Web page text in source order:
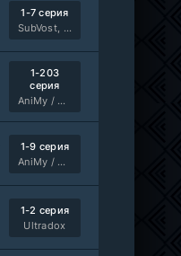
1-7 серия
SubVost, Манипулятор
1-203
серия
AniMy / RuChiMe
1-9 серия
AniMy / RuChiMe
1-2 серия
Ultradox